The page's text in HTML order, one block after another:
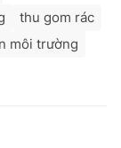
thu gom rác
môi trường